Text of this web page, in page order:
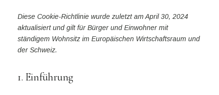
Diese Cookie-Richtlinie wurde zuletzt am April 30, 2024
aktualisiert und gilt für Bürger und Einwohner mit
ständigem Wohnsitz im Europäischen Wirtschaftsraum und
der Schweiz.
1. Einführung